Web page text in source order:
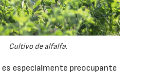
Cultivo de alfalfa.
especialmente preocupante